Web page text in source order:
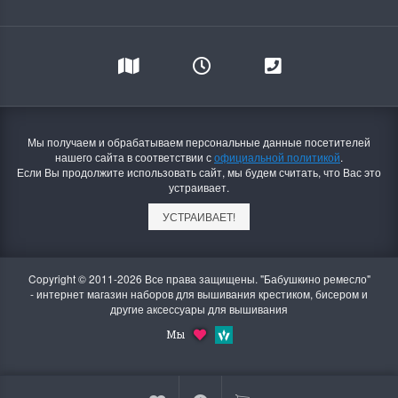
Мы получаем и обрабатываем персональные данные посетителей
нашего сайта в соответствии софициальной политикой.
Если Вы продолжите использовать сайт, мы будем считать, что Вас это
устраивает.
УСТРАИВАЕТ!
Copyright © 2011-2026 Все права защищены. "Бабушкино ремесло"
- интернет магазин наборов для вышивания крестиком, бисером и
другие аксессуары для вышивания
Мы